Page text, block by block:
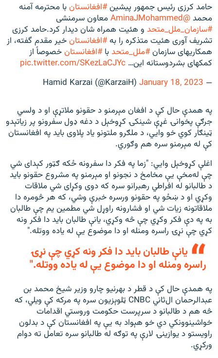
حامد کرزی رئيس جمهور پیشین#افغانستانبا محترمه آمنه
محمد@AminaJMohammed
معاون سرمنشی
#سازمان_ملل_متحد و هئیت همراه شان دیدار کرد.حامد کرزی
تشريف آوری هئیت متذکره را به#افغانستانخیر مقدم گفته، از
همکاریهای سازمان#ملل_متحدبا#افغانستانخصوصاً از
کمکهای بشردوستانه این… pic.twitter.com/SKezLaCJYc
— Hamid Karzai (@KarzaiH)
January 18, 2023
په همدې حال کې د افغان مېرمنو د حقونو ملاتړې او د ولسي
جرګې پخوانۍ غړې شینکۍ کړوخېل د دغه ډول سفرونو پر زیاتېدو
ټینګار کوي خو وايي، د ملګرو ملتونو یاد پلاوی باید په افغانستان
کې له مېرمنو سره هم وګوري.
اغلې کړوخېل وايي: "زما په فکر دا سفرونه ځکه ګټور کېدای شي
چې له‌مخې یې مخامخ د نجونو او مېرمنو په مشروع حقونو باید
د طالبانو له افراطي رهبرانو سره که دوی وکړای شي ملاقات
وکړي او د ښځو په حقونو ورسره خبرې وشي، که هر څومره دا
ملاقاتونه زیات شي او فشارونه راوړل شي مطمین یم چې طالبان
به په دې فکر وکړي چې څه وکړي، یانې طالبان باید دا فکر ونه
کړي چې نړۍ راسره ومنله او دا موضوع یې له یاده ووتله."
یانې طالبان باید دا فکر ونه کړي چې نړۍ
راسره ومنله او دا موضوع یې له یاده ووتله."
په همدې حال کې د قطر د بهرنیو چارو وزیر شیخ محمد بن
عبدالرحمان ال‌ثاني CNBC ټلوېزيون سره په مرکه کې ویلي، که
څه هم د طالبانو د سرپرست حکومت وروستي اقدامات
خواشینوونکي دي خو هېواد به یې په افغانستان کې د بدلون
راويستو د یوازینۍ لارې په توګه له طالبانو سره تعامل ته دوام
ورکړي.